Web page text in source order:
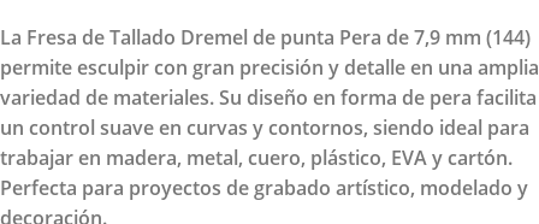
La Fresa de Tallado Dremel de punta Pera de 7,9 mm (144)
permite esculpir con gran precisión y detalle en una amplia
variedad de materiales. Su diseño en forma de pera facilita
un control suave en curvas y contornos, siendo ideal para
trabajar en madera, metal, cuero, plástico, EVA y cartón.
Perfecta para proyectos de grabado artístico, modelado y
decoración.